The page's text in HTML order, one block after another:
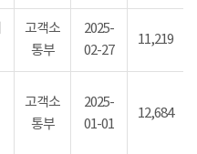
고객소
통부
2025-
02-27
11,219
고객소
통부
2025-
01-01
12,684